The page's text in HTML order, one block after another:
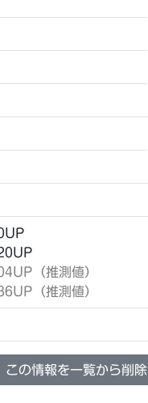
（推測値）
（推測値）
この情報を一覧から削除